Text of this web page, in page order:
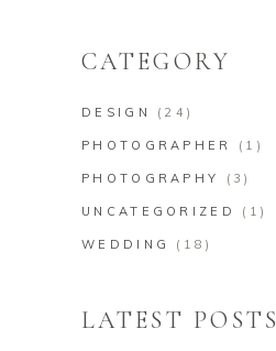
CATEGORY
DESIGN (24)
PHOTOGRAPHER (1)
PHOTOGRAPHY (3)
UNCATEGORIZED (1)
WEDDING (18)
LATEST POSTS